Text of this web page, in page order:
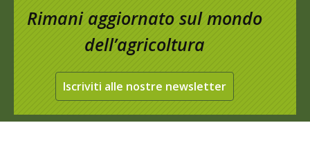
Rimani aggiornato sul mondo
dell’agricoltura
Iscriviti alle nostre newsletter